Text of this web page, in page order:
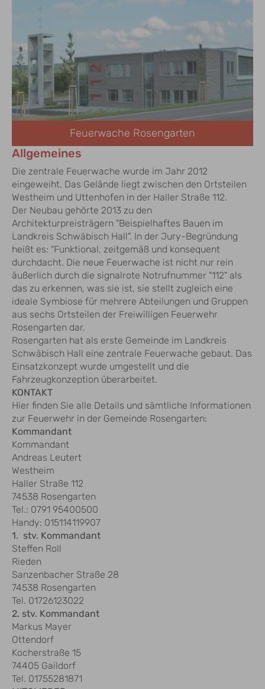
Feuerwache Rosengarten
Allgemeines
Die zentrale Feuerwache wurde im Jahr 2012
eingeweiht. Das Gelände liegt zwischen den Ortsteilen
Westheim und Uttenhofen in der Haller Straße 112.
Der Neubau gehörte 2013 zu den
Architekturpreisträgern "Beispielhaftes Bauen im
Landkreis Schwäbisch Hall". In der Jury-Begründung
heißt es: "Funktional, zeitgemäß und konsequent
durchdacht. Die neue Feuerwache ist nicht nur rein
äußerlich durch die signalrote Notrufnummer "112" als
das zu erkennen, was sie ist, sie stellt zugleich eine
ideale Symbiose für mehrere Abteilungen und Gruppen
aus sechs Ortsteilen der Freiwilligen Feuerwehr
Rosengarten dar.
Rosengarten hat als erste Gemeinde im Landkreis
Schwäbisch Hall eine zentrale Feuerwache gebaut. Das
Einsatzkonzept wurde umgestellt und die
Fahrzeugkonzeption überarbeitet.
KONTAKT
Hier finden Sie alle Details und sämtliche Informationen
zur Feuerwehr in der Gemeinde Rosengarten:
Kommandant
Kommandant
Andreas Leutert
Westheim
Haller Straße 112
74538 Rosengarten
Tel.: 0791 95400500
Handy: 015114119907
1. stv. Kommandant
Steffen Roll
Rieden
Sanzenbacher Straße 28
74538 Rosengarten
Tel. 01726123022
2. stv. Kommandant
Markus Mayer
Ottendorf
Kocherstraße 15
74405 Gaildorf
Tel. 01755281871